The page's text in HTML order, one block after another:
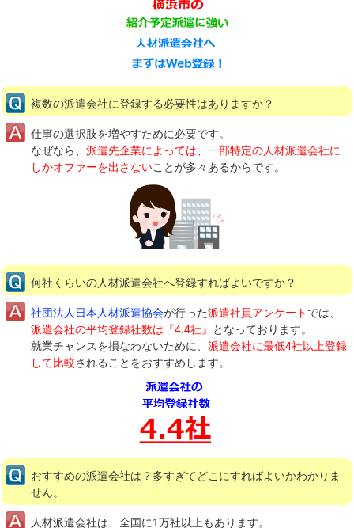
複数の派遣会社に登録する必要性はありますか？
仕事の選択肢を増やすために必要です。
なぜなら、 派遣先企業によっては、一部特定の人材派遣会社に
しかオファーを出さないことが多々あるからです。
何社くらいの人材派遣会社へ登録すればよいですか？
社団法人日本人材派遣協会が行った派遣社員アンケート では、
派遣会社の平均登録社数は『4.4社』
となっております。
就業チャンスを損なわないために、 派遣会社に最低4社以上登録
して比較されることをおすすめします。
おすすめの派遣会社は？多すぎてどこにすればよいかわかりま
せん。
人材派遣会社は、全国に1万社以上もあります。